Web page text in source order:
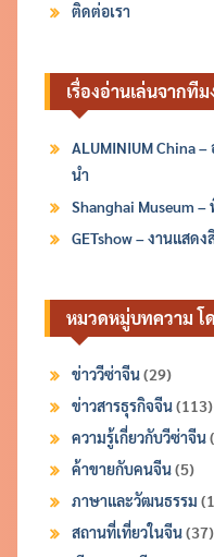
ติดต่อเรา
เรื่องอ่านเล่นจากทีม
ALUMINIUM China
นำ
Shanghai Museum
GETshow – งานแสด
หมวดหมู่บทความ โ
ข่าววีซ่าจีน(29)
ข่าวสารธุรกิจจีน(113)
ความรู้เกี่ยวกับวีซ่าจีน
ค้าขายกับคนจีน(5)
ภาษาและวัฒนธรรม
สถานที่เที่ยวในจีน(37)